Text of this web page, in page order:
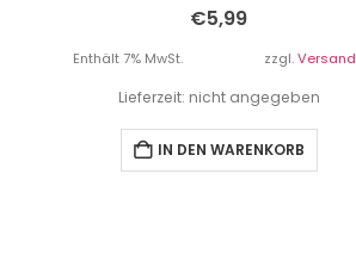
€5,99
Enthält 7% MwSt. zzgl.Versand
Lieferzeit: nicht angegeben
IN DEN WARENKORB